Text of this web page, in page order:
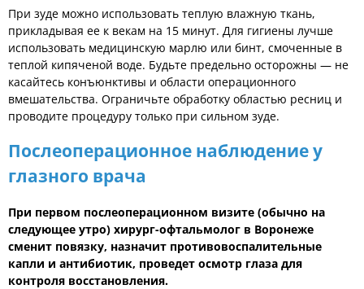
При зуде можно использовать теплую влажную ткань,
прикладывая ее к векам на 15 минут. Для гигиены лучше
использовать медицинскую марлю или бинт, смоченные в
теплой кипяченой воде. Будьте предельно осторожны — не
касайтесь конъюнктивы и области операционного
вмешательства. Ограничьте обработку областью ресниц и
проводите процедуру только при сильном зуде.
Послеоперационное наблюдение у
глазного врача
При первом послеоперационном визите (обычно на
следующее утро) хирург-офтальмолог в Воронеже
сменит повязку, назначит противовоспалительные
капли и антибиотик, проведет осмотр глаза для
контроля восстановления.